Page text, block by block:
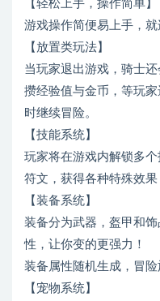
【轻松上手，操作简单】
游戏操作简便易上手，就
【放置类玩法】
当玩家退出游戏，骑士
攒经验值与金币，等玩
时继续冒险。
【技能系统】
玩家将在游戏内解锁多
符文，获得各种特殊效果
【装备系统】
装备分为武器，盔甲和
性，让你变的更强力！
装备属性随机生成，冒险
【宠物系统】